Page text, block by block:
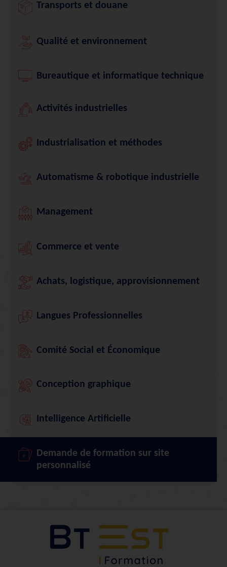
Transports et douane
Qualité et environnement
Bureautique et informatique technique
Activités industrielles
Industrialisation et méthodes
Automatisme & robotique industrielle
Management
Commerce et vente
Achats, logistique, approvisionnement
Langues Professionnelles
Comité Social et Économique
Conception graphique
Intelligence Artificielle
Demande de formation sur site
personnalisé